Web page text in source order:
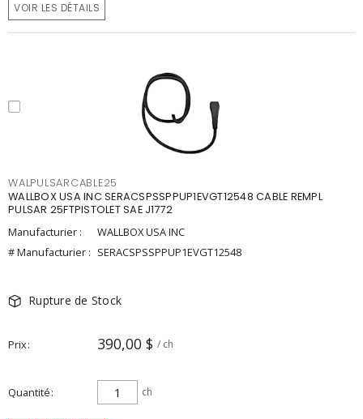
VOIR LES DÉTAILS
WALPULSARCABLE25
WALLBOX USA INC SERACSPSSPPUP1EVGT12548 CABLE REMPL
PULSAR 25FTPISTOLET SAE J1772
Manufacturier :
WALLBOX USA INC
# Manufacturier : SERACSPSSPPUP1EVGT12548
Rupture de Stock
Prix 390,00 $ / ch
Quantité ch